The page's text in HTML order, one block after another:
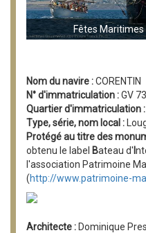
Fêtes
Nom du navire :CORENTIN
N° d'immatriculation :GV
Quartier d'immatriculation :
Type, série, nom local :
Protégé au titre des
obtenu le label Bateau d'
l'association Patrimoine
(http://www.patrimoine-
Architecte : Dominique